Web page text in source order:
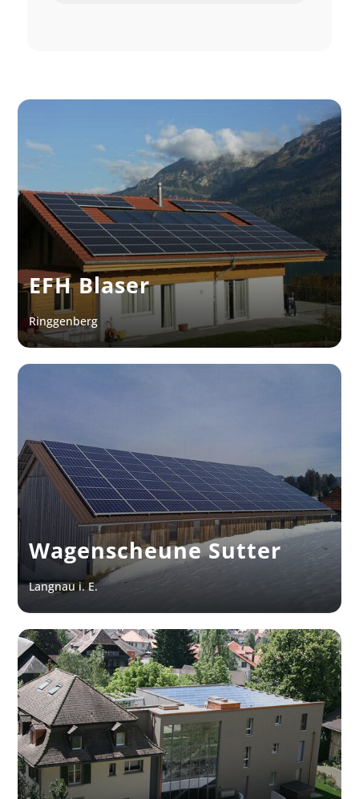
EFH Blaser
Ringgenberg
Wagenscheune Sutter
Langnau i. E.